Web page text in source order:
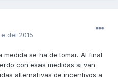
del 2015
se ha de tomar. Al final
con esas medidas si van
alternativas de incentivos a